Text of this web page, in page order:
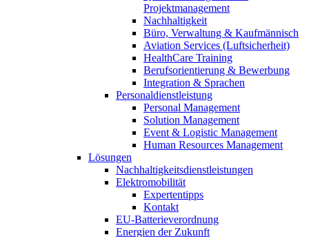
Projektmanagement
Nachhaltigkeit
Büro, Verwaltung & Kaufmännisch
Aviation Services (Luftsicherheit)
HealthCare Training
Berufsorientierung & Bewerbung
Integration & Sprachen
Personaldienstleistung
Personal Management
Solution Management
Event & Logistic Management
Human Resources Management
Lösungen
Nachhaltigkeitsdienstleistungen
Elektromobilität
Expertentipps
Kontakt
EU-Batterieverordnung
Energien der Zukunft